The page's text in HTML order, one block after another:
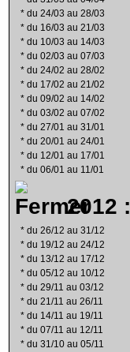
* du 24/03 au 28/03
* du 16/03 au 21/03
* du 10/03 au 14/03
* du 02/03 au 07/03
* du 24/02 au 28/02
* du 17/02 au 21/02
* du 09/02 au 14/02
* du 03/02 au 07/02
* du 27/01 au 31/01
* du 20/01 au 24/01
* du 12/01 au 17/01
* du 06/01 au 11/01
2012 :
* du 26/12 au 31/12
* du 19/12 au 24/12
* du 13/12 au 17/12
* du 05/12 au 10/12
* du 29/11 au 03/12
* du 21/11 au 26/11
* du 14/11 au 19/11
* du 07/11 au 12/11
* du 31/10 au 05/11